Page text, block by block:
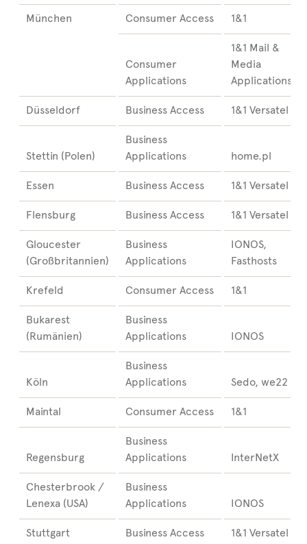
München Consumer Access 1&1
Consumer
Applications
1&1 Mail &
Media
Applications
Düsseldorf Business Access 1&1 Versatel
Stettin (Polen)
Business
Applications
home.pl
Essen Business Access 1&1 Versatel
Flensburg Business Access 1&1 Versatel
Gloucester
(Großbritannien)
Business
Applications
IONOS,
Fasthosts
Krefeld Consumer Access 1&1
Bukarest
(Rumänien)
Business
Applications
IONOS
Köln
Business
Applications
Sedo, we22
Maintal Consumer Access 1&1
Regensburg
Business
Applications
InterNetX
Chesterbrook /
Lenexa (USA)
Business
Applications
IONOS
Stuttgart Business Access 1&1 Versatel